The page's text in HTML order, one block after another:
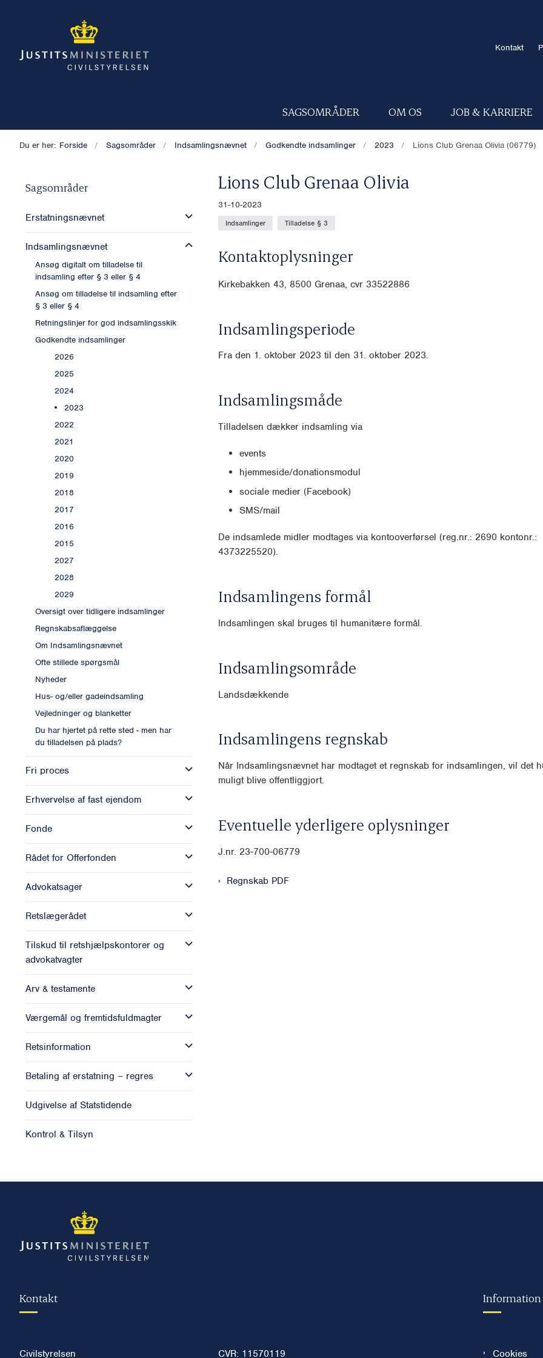
Kontakt
SAGSOMRÅDER OM OS JOB & KARRIERE
Du er her: Forside Sagsområder Indsamlingsnævnet Godkendte indsamlinger 2023 Lions Club Grenaa Olivia (06779)
Sagsområder
Erstatningsnævnet
Indsamlingsnævnet
Ansøg digitalt om tilladelse til
indsamling efter § 3 eller § 4
Ansøg om tilladelse til indsamling efter
§ 3 eller § 4
Retningslinjer for god indsamlingsskik
Godkendte indsamlinger
2026
2025
2024
2023
2022
2021
2020
2019
2018
2017
2016
2015
2027
2028
2029
Oversigt over tidligere indsamlinger
Regnskabsaflæggelse
Om Indsamlingsnævnet
Ofte stillede spørgsmål
Nyheder
Hus- og/eller gadeindsamling
Vejledninger og blanketter
Du har hjertet på rette sted - men har
du tilladelsen på plads?
Fri proces
Erhvervelse af fast ejendom
Fonde
Rådet for Offerfonden
Advokatsager
Retslægerådet
Tilskud til retshjælpskontorer og
advokatvagter
Arv & testamente
Værgemål og fremtidsfuldmagter
Retsinformation
Betaling af erstatning – regres
Udgivelse af Statstidende
Kontrol & Tilsyn
Lions Club Grenaa Olivia
31-10-2023
Indsamlinger Tilladelse § 3
Kontaktoplysninger
Kirkebakken 43, 8500 Grenaa, cvr 33522886
Indsamlingsperiode
Fra den 1. oktober 2023 til den 31. oktober 2023.
Indsamlingsmåde
Tilladelsen dækker indsamling via
events
hjemmeside/donationsmodul
sociale medier (Facebook)
SMS/mail
De indsamlede midler modtages via kontooverførsel (reg.nr.: 2690 kontonr.:
4373225520).
Indsamlingens formål
Indsamlingen skal bruges til humanitære formål.
Indsamlingsområde
Landsdækkende
Indsamlingens regnskab
Når Indsamlingsnævnet har modtaget et regnskab for indsamlingen, vil det
muligt blive offentliggjort.
Eventuelle yderligere oplysninger
J.nr. 23-700-06779
Regnskab PDF
Kontakt
Civilstyrelsen CVR: 11570119
Information
Cookies